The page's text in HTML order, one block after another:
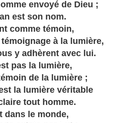
envoyé de Dieu ;
est son nom.
comme témoin,
à la lumière,
y adhèrent avec lui.
pas la lumière,
de la lumière ;
la lumière véritable
tout homme.
dans le monde,